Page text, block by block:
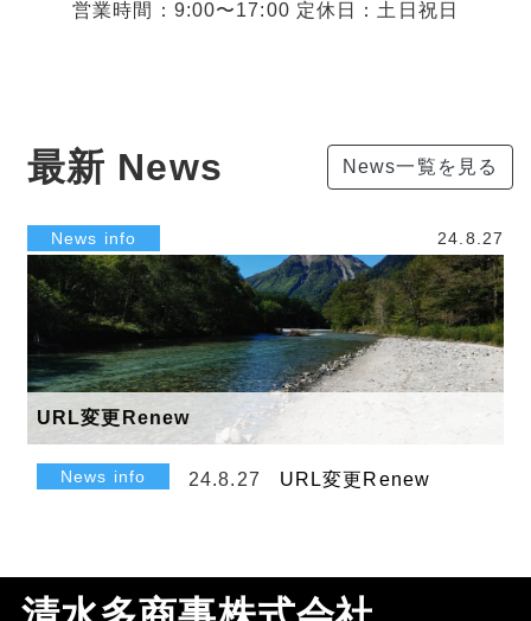
営業時間：9:00〜17:00 定休日：土日祝日
News一覧を見る
最新 News
News info 24.8.27
URL変更Renew
News info 24.8.27 URL変更Renew